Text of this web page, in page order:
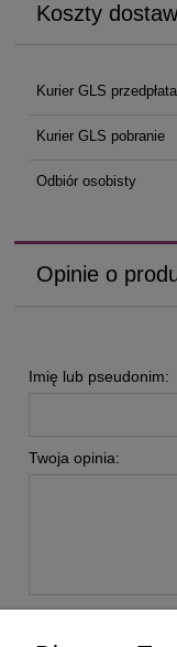
Koszty
Cena nie zawiera
Kurier GLS przedpłata
Kurier GLS pobranie
Odbiór osobisty
Opinie o
Imię lub pseudonim:
Twoja opinia: